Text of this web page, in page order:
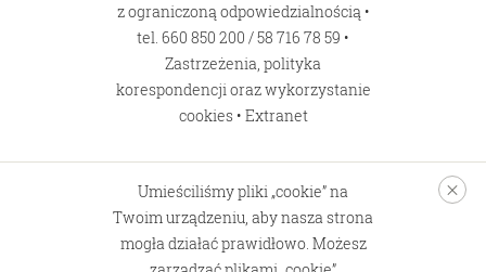
z ograniczoną odpowiedzialnością •
tel. 660 850 200 /58 716 78 59 •
Zastrzeżenia, polityka
korespondencji oraz wykorzystanie
cookies • Extranet
Umieściliśmy pliki „cookie” na
Twoim urządzeniu, aby nasza strona
mogła działać prawidłowo. Możesz